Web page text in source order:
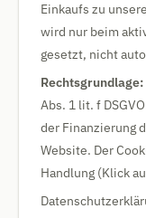
Einkaufs zu
wird nur beim
gesetzt, nicht
Rechtsgrundlage:
Abs. 1 lit. f
der Finanzierung
Website. Der
Handlung (Klick